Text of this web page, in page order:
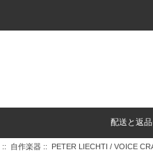
配送と返
:: 自作楽器:: PETER LIECHTI / VOICE